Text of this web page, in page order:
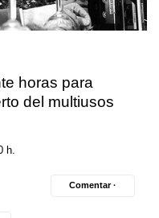
horas para
del multiusos
h.
Comentar ·